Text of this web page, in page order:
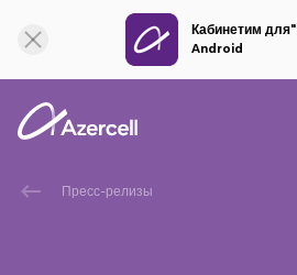
Кабинетим для"
Android
Частным клиентам
Пресс-релизы
Онлайн поддержка